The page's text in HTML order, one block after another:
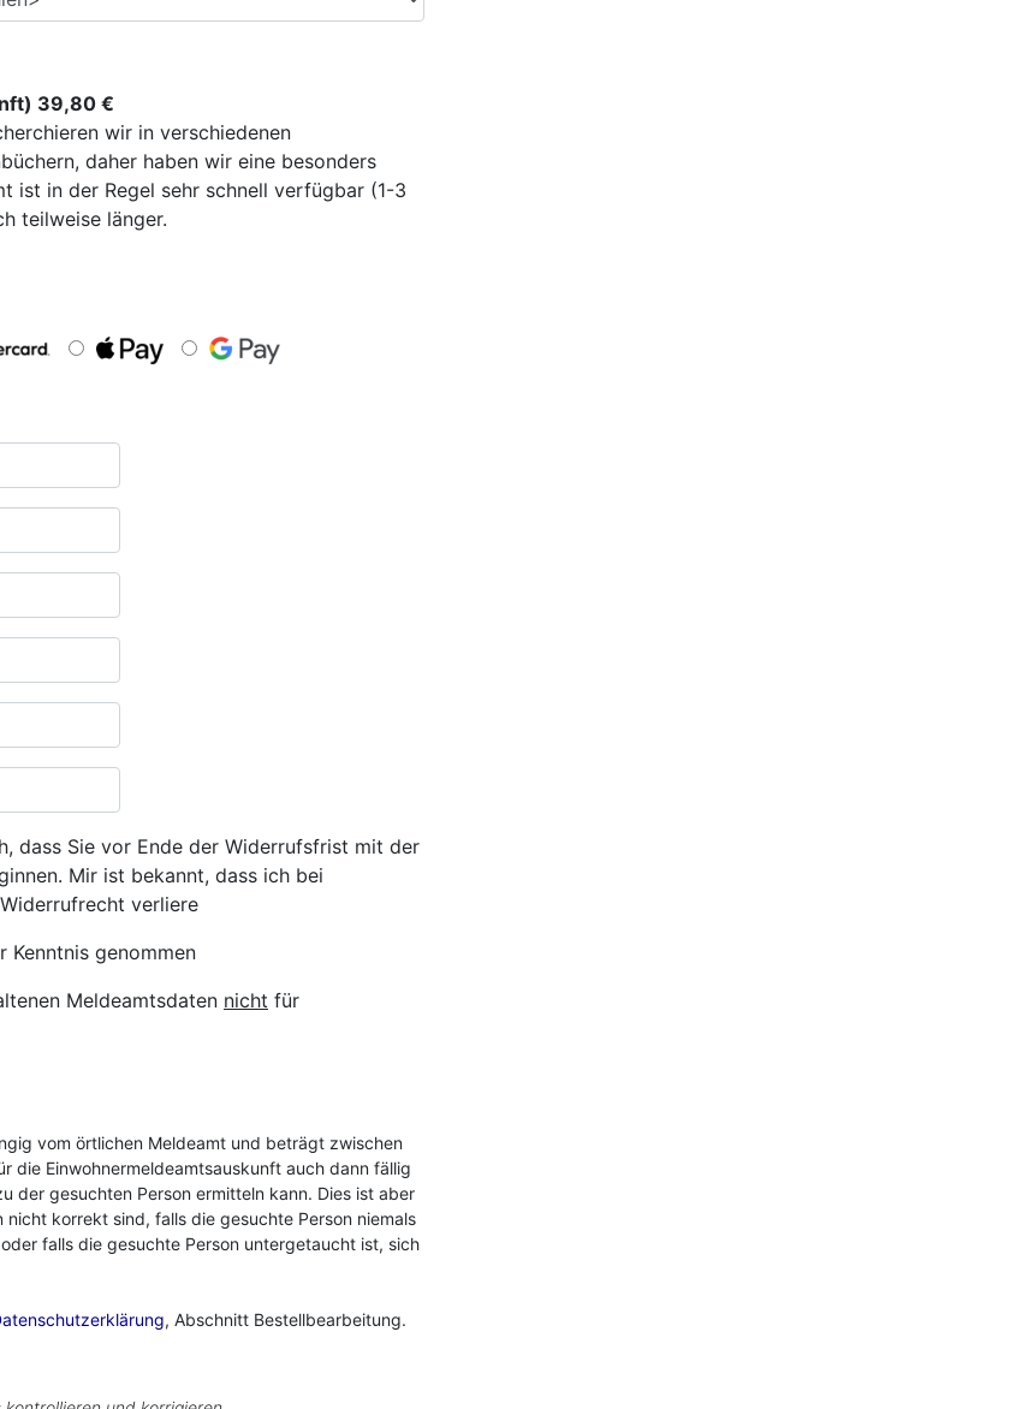
39,80 €
wir in verschiedenen
daher haben wir eine besonders
ist in der Regel sehr schnell verfügbar (1-3
teilweise länger.
dass Sie vor Ende der Widerrufsfrist mit der
Mir ist bekannt, dass ich bei
verliere
Kenntnis genommen
Meldeamtsdaten nicht für
vom örtlichen Meldeamt und beträgt zwischen
Einwohnermeldeamtsauskunft auch dann fällig
der gesuchten Person ermitteln kann. Dies ist aber
korrekt sind, falls die gesuchte Person niemals
falls die gesuchte Person untergetaucht ist, sich
, Abschnitt Bestellbearbeitung.